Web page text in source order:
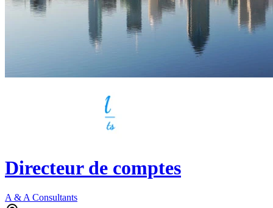
Directeur de comptes
A & A Consultants